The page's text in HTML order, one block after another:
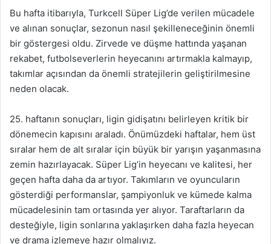
Bu hafta itibarıyla, Turkcell Süper Lig’de verilen mücadele
ve alınan sonuçlar, sezonun nasıl şekilleneceğinin önemli
bir göstergesi oldu. Zirvede ve düşme hattında yaşanan
rekabet, futbolseverlerin heyecanını artırmakla kalmayıp,
takımlar açısından da önemli stratejilerin geliştirilmesine
neden olacak.
25. haftanın sonuçları, ligin gidişatını belirleyen kritik bir
dönemecin kapısını araladı. Önümüzdeki haftalar, hem üst
sıralar hem de alt sıralar için büyük bir yarışın yaşanmasına
zemin hazırlayacak. Süper Lig’in heyecanı ve kalitesi, her
geçen hafta daha da artıyor. Takımların ve oyuncuların
gösterdiği performanslar, şampiyonluk ve kümede kalma
mücadelesinin tam ortasında yer alıyor. Taraftarların da
desteğiyle, ligin sonlarına yaklaşırken daha fazla heyecan
ve drama izlemeye hazır olmalıyız.